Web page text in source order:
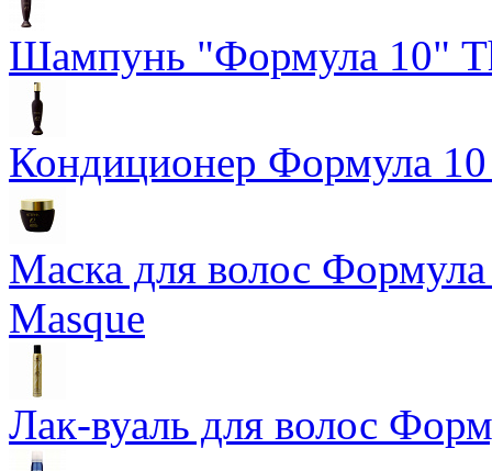
Шампунь "Формула 10"
Кондиционер Формула
Маска для волос
Masque
Лак-вуаль для волос